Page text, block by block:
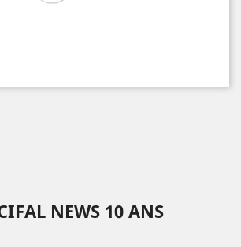
NEWS 10 ANS